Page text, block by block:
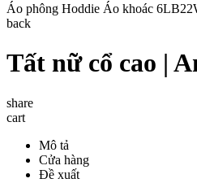
Áo phông Hoddie Áo khoác
back
Tất nữ cổ cao |
share
cart
Mô tả
Cửa hàng
Đề xuất